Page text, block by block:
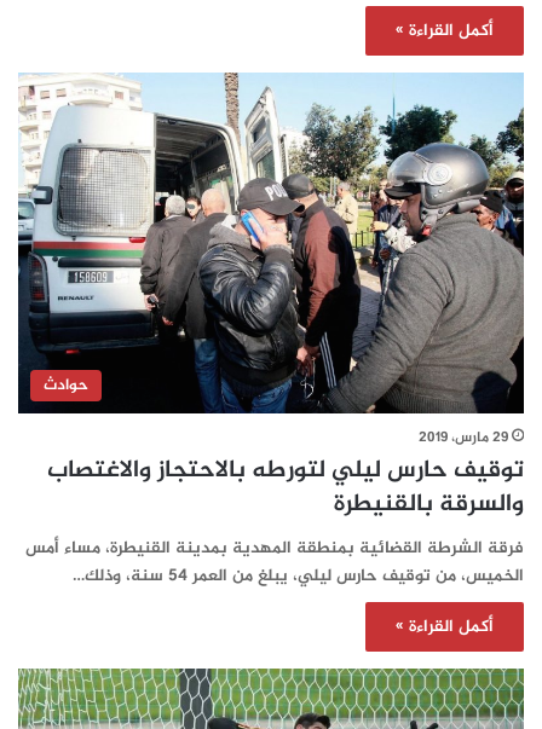
أكمل القراءة »
حوادث
29 مارس، 2019
توقيف حارس ليلي لتورطه بالاحتجاز والاغتصاب
والسرقة بالقنيطرة
فرقة الشرطة القضائية بمنطقة المهدية بمدينة القنيطرة، مساء أمس
الخميس، من توقيف حارس ليلي، يبلغ من العمر 54 سنة، وذلك…
أكمل القراءة »